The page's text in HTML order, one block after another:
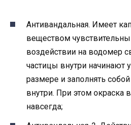
Антивандальная. Имеет
веществом
воздействии на водомер
частицы внутри начинают
размере и заполнять
внутри. При этом окраска
навсегда;